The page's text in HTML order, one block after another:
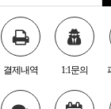
결제내역 1:1문의